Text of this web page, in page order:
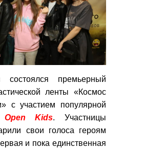
премьерный
ленты «Космос
с участием популярной
Open Kids. Участницы
свои голоса героям
и пока единственная